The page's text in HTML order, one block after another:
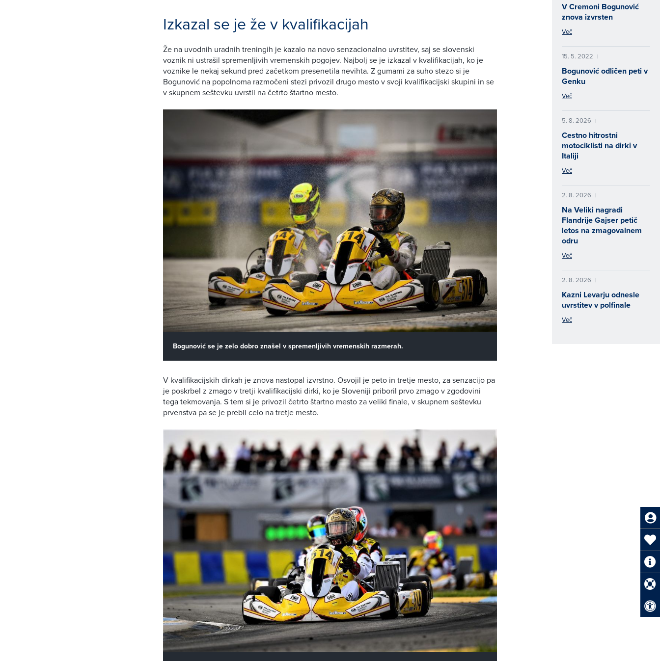
Izkazal se je že v kvalifikacijah
Že na uvodnih uradnih treningih je kazalo na novo senzacionalno uvrstitev, saj se slovenski
voznik ni ustrašil spremenljivih vremenskih pogojev. Najbolj se je izkazal v kvalifikacijah, ko je
voznike le nekaj sekund pred začetkom presenetila nevihta. Z gumami za suho stezo si je
Bogunović na popolnoma razmočeni stezi privozil drugo mesto v svoji kvalifikacijski skupini in se
v skupnem seštevku uvrstil na četrto štartno mesto.
Bogunović se je zelo dobro znašel v spremenljivih vremenskih razmerah.
V kvalifikacijskih dirkah je znova nastopal izvrstno. Osvojil je peto in tretje mesto, za senzacijo pa
je poskrbel z zmago v tretji kvalifikacijski dirki, ko je Sloveniji priboril prvo zmago v zgodovini
tega tekmovanja. S tem si je privozil četrto štartno mesto za veliki finale, v skupnem seštevku
prvenstva pa se je prebil celo na tretje mesto.
V Cremoni Bogunović
znova izvrsten
Več
15. 5. 2022 |
Bogunović odličen peti v
Genku
Več
5. 8. 2026 |
Cestno hitrostni
motociklisti na dirki v
Italiji
Več
2. 8. 2026 |
Na Veliki nagradi
Flandrije Gajser petič
letos na zmagovalnem
odru
Več
2. 8. 2026 |
Kazni Levarju odnesle
uvrstitev v polfinale
Več